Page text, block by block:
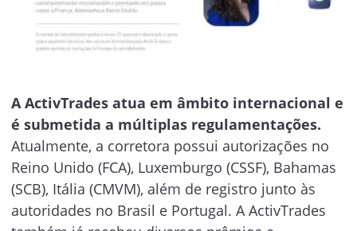
A ActivTrades atua em âmbito internacional e
é submetida a múltiplas regulamentações.
Atualmente, a corretora possui autorizações no
Reino Unido (FCA), Luxemburgo (CSSF), Bahamas
(SCB), Itália (CMVM), além de registro junto às
autoridades no Brasil e Portugal. A ActivTrades